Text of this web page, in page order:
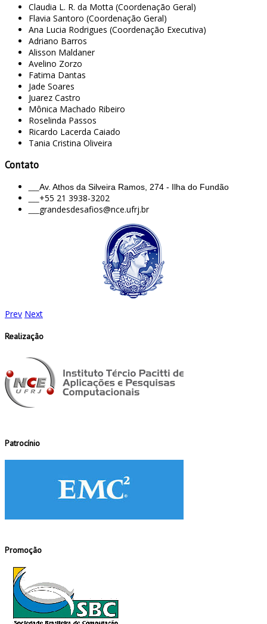
Claudia L. R. da Motta (Coordenação Geral)
Flavia Santoro (Coordenação Geral)
Ana Lucia Rodrigues (Coordenação Executiva)
Adriano Barros
Alisson Maldaner
Avelino Zorzo
Fatima Dantas
Jade Soares
Juarez Castro
Mônica Machado Ribeiro
Roselinda Passos
Ricardo Lacerda Caiado
Tania Cristina Oliveira
Contato
Av. Athos da Silveira Ramos, 274 - Ilha do Fundão
+55 21 3938-3202
grandesdesafios@nce.ufrj.br
Prev Next
Realização
Patrocínio
Promoção